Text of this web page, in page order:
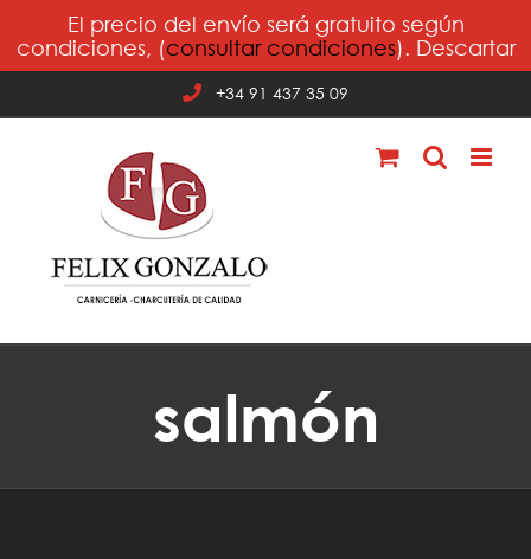
El precio del envío será gratuito según
condiciones, (consultar condiciones). Descartar
contenido
+34 91 437 35 09
salmón